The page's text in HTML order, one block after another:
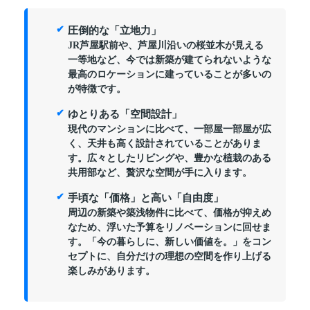
圧倒的な「立地力」
JR芦屋駅前や、芦屋川沿いの桜並木が見える
一等地など、今では新築が建てられないような
最高のロケーションに建っていることが多いの
が特徴です。
ゆとりある「空間設計」
現代のマンションに比べて、一部屋一部屋が広
く、天井も高く設計されていることがありま
す。広々としたリビングや、豊かな植栽のある
共用部など、贅沢な空間が手に入ります。
手頃な「価格」と高い「自由度」
周辺の新築や築浅物件に比べて、価格が抑えめ
なため、浮いた予算をリノベーションに回せま
す。「今の暮らしに、新しい価値を。」をコン
セプトに、自分だけの理想の空間を作り上げる
楽しみがあります。